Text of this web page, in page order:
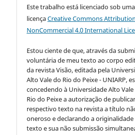
Este trabalho está licenciado sob uma
licençaCreative Commons
NonCommercial 4.0 International
Estou ciente de que, através da
voluntária de meu texto ao corpo
da revista Visão, editada pela
Alto Vale do Rio do Peixe - UNIARP,
concedendo à Universidade Alto
Rio do Peixe a autorização de
respectivo texto na revista a título
oneroso e declarando a
texto e sua não submissão